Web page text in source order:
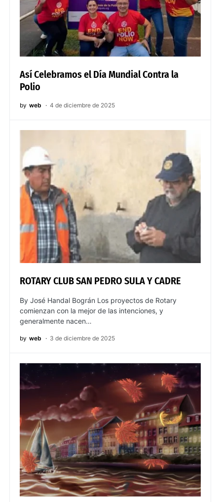
Así Celebramos el Día Mundial Contra la
Polio
by web 4 de diciembre de 2025
ROTARY CLUB SAN PEDRO SULA Y CADRE
By José Handal Bográn Los proyectos de Rotary
comienzan con la mejor de las intenciones, y
generalmente nacen…
by web 3 de diciembre de 2025